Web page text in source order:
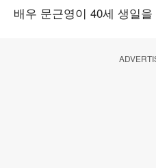
배우 문근영이 40세 생일